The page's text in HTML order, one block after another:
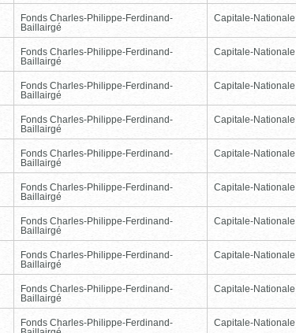
Fonds Charles-Philippe-Ferdinand-
Baillairgé
Capitale-Nationale
Fonds Charles-Philippe-Ferdinand-
Baillairgé
Capitale-Nationale
Fonds Charles-Philippe-Ferdinand-
Baillairgé
Capitale-Nationale
Fonds Charles-Philippe-Ferdinand-
Baillairgé
Capitale-Nationale
Fonds Charles-Philippe-Ferdinand-
Baillairgé
Capitale-Nationale
Fonds Charles-Philippe-Ferdinand-
Baillairgé
Capitale-Nationale
Fonds Charles-Philippe-Ferdinand-
Baillairgé
Capitale-Nationale
Fonds Charles-Philippe-Ferdinand-
Baillairgé
Capitale-Nationale
Fonds Charles-Philippe-Ferdinand-
Baillairgé
Capitale-Nationale
Fonds Charles-Philippe-Ferdinand-
Capitale-Nationale